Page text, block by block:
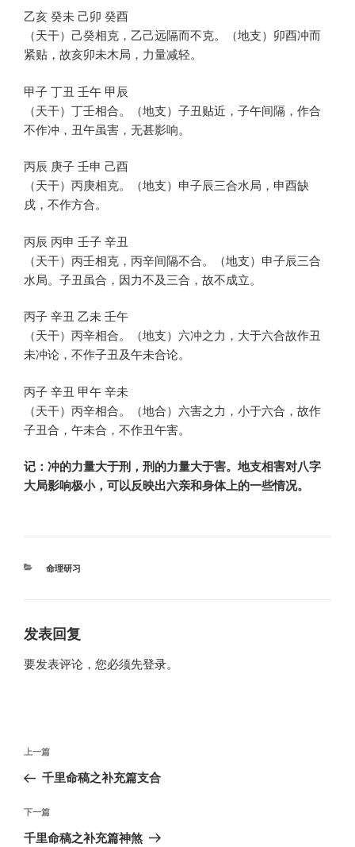
乙亥 癸未 己卯 癸酉
（天干）己癸相克，乙己远隔而不克。（地支）卯酉冲而
紧贴，故亥卯未木局，力量减轻。
甲子 丁丑 壬午 甲辰
（天干）丁壬相合。（地支）子丑贴近，子午间隔，作合
不作冲，丑午虽害，无甚影响。
丙辰 庚子 壬申 己酉
（天干）丙庚相克。（地支）申子辰三合水局，申酉缺
戌，不作方合。
丙辰 丙申 壬子 辛丑
（天干）丙壬相克，丙辛间隔不合。（地支）申子辰三合
水局。子丑虽合，因力不及三合，故不成立。
丙子 辛丑 乙未 壬午
（天干）丙辛相合。（地支）六冲之力，大于六合故作丑
未冲论，不作子丑及午未合论。
丙子 辛丑 甲午 辛未
（天干）丙辛相合。（地合）六害之力，小于六合，故作
子丑合，午未合，不作丑午害。
记：冲的力量大于刑，刑的力量大于害。地支相害对八字
大局影响极小，可以反映出六亲和身体上的一些情况。
分
命理研习
发表回复
要发表评论，您必须先登录。
文
导
航
上
一
文
章
上一篇
千里命稿之补充篇支合
下
一
下一篇
千里命稿之补充篇神煞